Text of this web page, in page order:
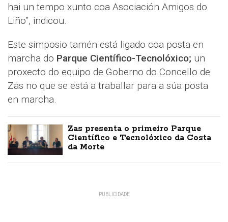
hai un tempo xunto coa Asociación Amigos do
Liño”, indicou.
Este simposio tamén está ligado coa posta en
marcha do Parque Científico-Tecnolóxico; un
proxecto do equipo de Goberno do Concello de
Zas no que se está a traballar para a súa posta
en marcha.
Zas presenta o primeiro Parque
Científico e Tecnolóxico da Costa
da Morte